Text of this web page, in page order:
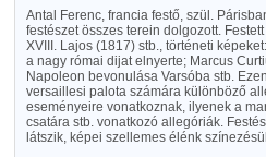
Antal Ferenc, francia festő, szül.
festészet összes terein dolgozott.
XVIII. Lajos (1817) stb., történeti
a nagy római dijat elnyerte; Marcus
Napoleon bevonulása Varsóba stb.
versaillesi palota számára különböző
eseményeire vonatkoznak, ilyenek a
csatára stb. vonatkozó allegóriák.
látszik, képei szellemes élénk